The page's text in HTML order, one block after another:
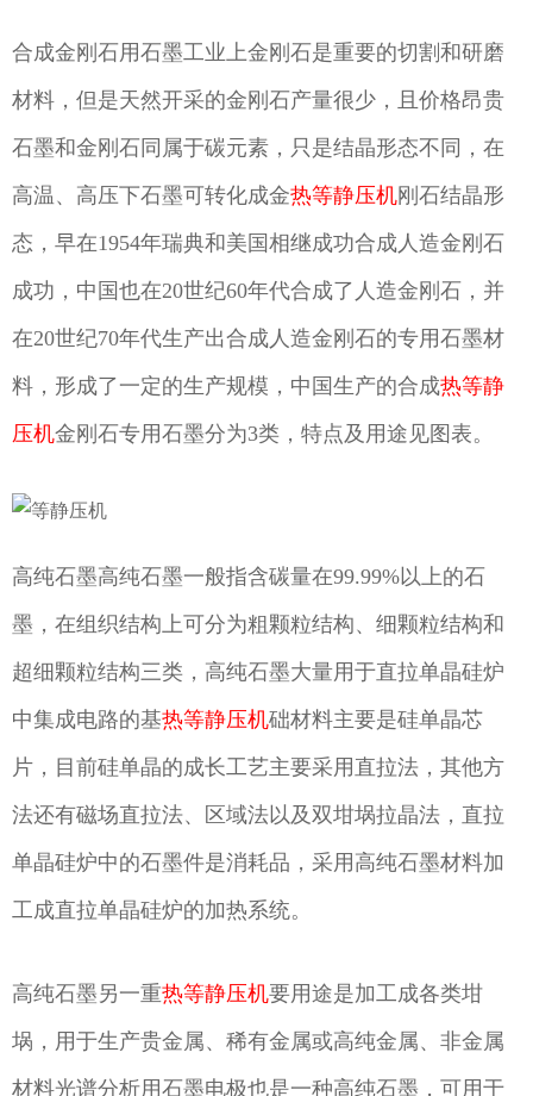
合成金刚石用石墨工业上金刚石是重要的切割和研磨
材料，但是天然开采的金刚石产量很少，且价格昂贵
石墨和金刚石同属于碳元素，只是结晶形态不同，在
高温、高压下石墨可转化成金热等静压机刚石结晶形
态，早在1954年瑞典和美国相继成功合成人造金刚石
成功，中国也在20世纪60年代合成了人造金刚石，并
在20世纪70年代生产出合成人造金刚石的专用石墨材
料，形成了一定的生产规模，中国生产的合成热等静
压机金刚石专用石墨分为3类，特点及用途见图表。
高纯石墨高纯石墨一般指含碳量在99.99%以上的石
墨，在组织结构上可分为粗颗粒结构、细颗粒结构和
超细颗粒结构三类，高纯石墨大量用于直拉单晶硅炉
中集成电路的基热等静压机础材料主要是硅单晶芯
片，目前硅单晶的成长工艺主要采用直拉法，其他方
法还有磁场直拉法、区域法以及双坩埚拉晶法，直拉
单晶硅炉中的石墨件是消耗品，采用高纯石墨材料加
工成直拉单晶硅炉的加热系统。
高纯石墨另一重热等静压机要用途是加工成各类坩
埚，用于生产贵金属、稀有金属或高纯金属、非金属
材料光谱分析用石墨电极也是一种高纯石墨，可用于